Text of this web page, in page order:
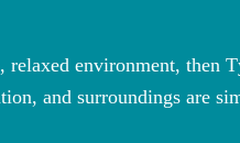
environment, then
and surroundings are